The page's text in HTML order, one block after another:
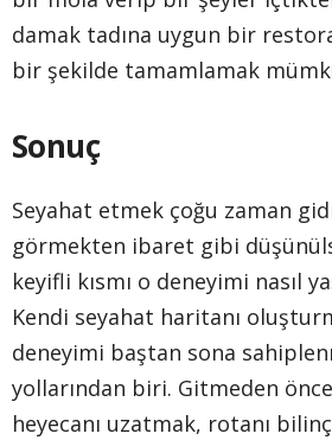
damak tadına uygun bir
bir şekilde tamamlamak
Sonuç
Seyahat etmek çoğu zaman
görmekten ibaret gibi
keyifli kısmı o deneyimi nasıl
Kendi seyahat haritanı
deneyimi baştan sona
yollarından biri. Gitmeden
heyecanı uzatmak, rotanı